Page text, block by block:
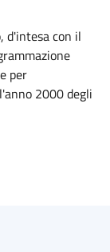
d'intesa con il
per
2000 degli